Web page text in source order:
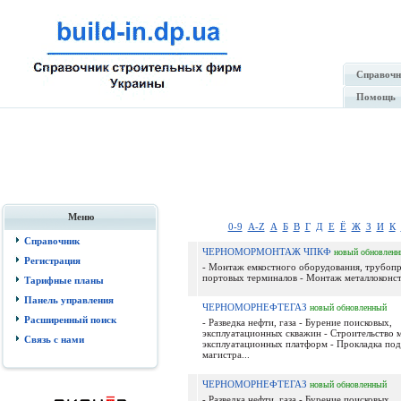
Помощь
Меню
Справочник
Регистрация
Тарифные планы
Панель управления
Расширенный поиск
Связь с нами
0-9 A-Z А Б В Г Д Е Ё Ж З И К
ЧЕРНОМОРМОНТАЖ ЧПКФ новый
- Монтаж емкостного оборудования,
портовых терминалов - Монтаж
ЧЕРНОМОРНЕФТЕГАЗ новый обновленный
- Разведка нефти, газа - Бурение поисковых,
эксплуатационных скважин - Строительство
эксплуатационных платформ - Прокладка
магистра...
ЧЕРНОМОРНЕФТЕГАЗ новый обновленный